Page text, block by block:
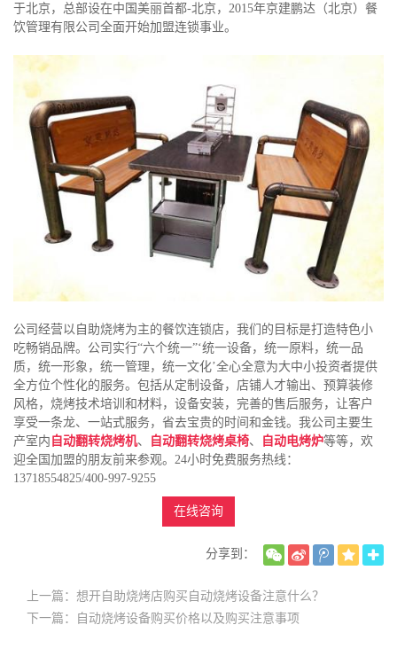
于北京，总部设在中国美丽首都-北京，2015年京建鹏达（北京）餐
饮管理有限公司全面开始加盟连锁事业。
公司经营以自助烧烤为主的餐饮连锁店，我们的目标是打造特色小
吃畅销品牌。公司实行“六个统一”‘统一设备，统一原料，统一品
质，统一形象，统一管理，统一文化’全心全意为大中小投资者提供
全方位个性化的服务。包括从定制设备，店铺人才输出、预算装修
风格，烧烤技术培训和材料，设备安装，完善的售后服务，让客户
享受一条龙、一站式服务，省去宝贵的时间和金钱。我公司主要生
产室内 自动翻转烧烤机、 自动翻转烧烤桌椅、 自动电烤炉等等，欢
迎全国加盟的朋友前来参观。24小时免费服务热线：
13718554825/400-997-9255
在线咨询
分享到：
上一篇：想开自助烧烤店购买自动烧烤设备注意什么？
下一篇：自动烧烤设备购买价格以及购买注意事项